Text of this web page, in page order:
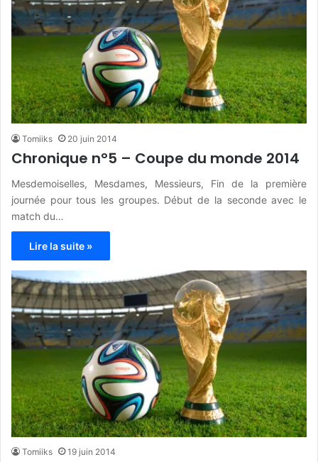
Tomiiks 20 juin 2014
Chronique n°5 – Coupe du monde 2014
Mesdemoiselles, Mesdames, Messieurs, Fin de la première
journée pour tous les groupes. Début de la seconde avec le
match du…
Lire la suite »
Tomiiks 19 juin 2014